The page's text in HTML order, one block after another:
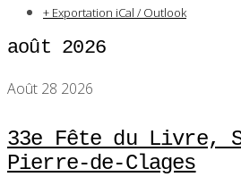
+ Exportation iCal / Outlook
août 2026
Août 28 2026
33e Fête du Livre,
Pierre-de-Clages